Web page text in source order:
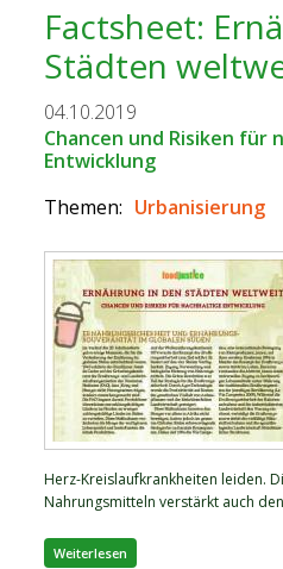
Factsheet:
Städten
04.10.2019
Chancen und Risiken für
Entwicklung
Themen: Urbanisierung
Herz-Kreislaufkrankheiten leiden.
Nahrungsmitteln verstärkt auch
Weiterlesen